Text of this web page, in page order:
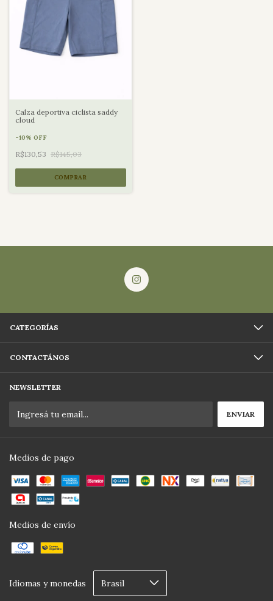
Calza deportiva ciclista saddy
cloud
-10% OFF
R$130,53 R$145,03
COMPRAR
CATEGORÍAS
CONTACTÁNOS
NEWSLETTER
Medios de pago
Medios de envío
Idiomas y monedas